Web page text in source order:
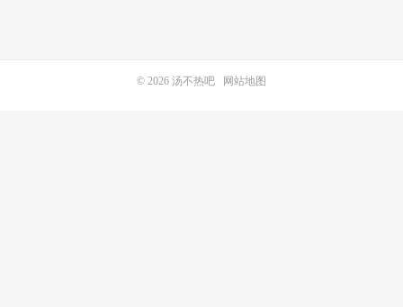
© 2026 汤不热吧 网站地图